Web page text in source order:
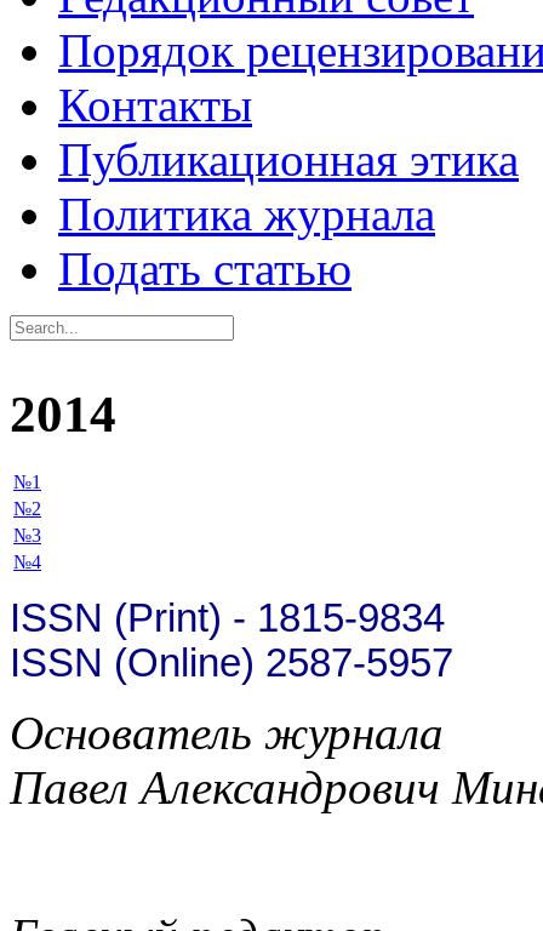
Порядок
Контакты
Публикационная этика
Политика журнала
Подать статью
2014
№1
№2
№3
№4
ISSN (Print) - 1815-9834
ISSN (Online) 2587-5957
Основатель журнала
Павел Александрович